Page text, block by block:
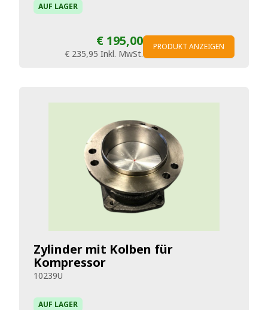
AUF LAGER
€ 195,00
€ 235,95 Inkl. MwSt.
PRODUKT ANZEIGEN
Zylinder mit Kolben für
Kompressor
10239U
AUF LAGER